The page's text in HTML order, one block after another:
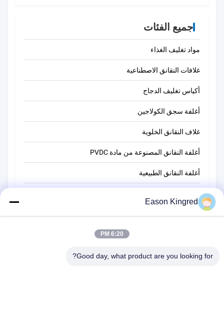
جميع الفئات
مواد تغليف الغذاء
غلافات النقانق الاصطناعية
أكياس تغليف الدجاج
أغلفة سجق الكولاجين
غلاف النقانق الخلوية
أغلفة النقانق المصنوعة من مادة PVDC
أغلفة النقانق الطبيعية
فيلم تغليف المواد الغذائية
Eason Kingred
6:20 PM
Good day, what product are you looking for?